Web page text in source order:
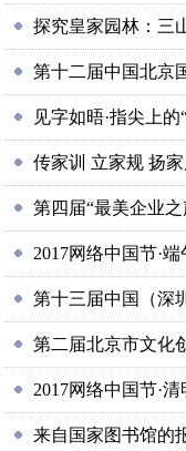
探究皇家园林：三
第十二届中国北京
见字如晤·指尖上
传家训 立家规 扬
第四届“最美企业
2017网络中国节·端
第十三届中国（深
第二届北京市文化
2017网络中国节·
来自国家图书馆的